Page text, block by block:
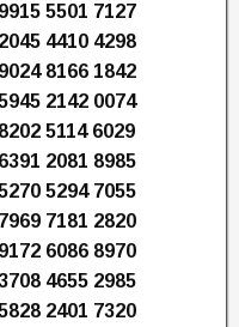
5501 7127
4410 4298
8166 1842
2142 0074
5114 6029
2081 8985
5294 7055
7181 2820
6086 8970
4655 2985
2401 7320